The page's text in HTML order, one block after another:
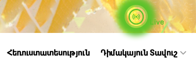
Live
Հեռուստատեսություն Դիմակայուն Տավուշ